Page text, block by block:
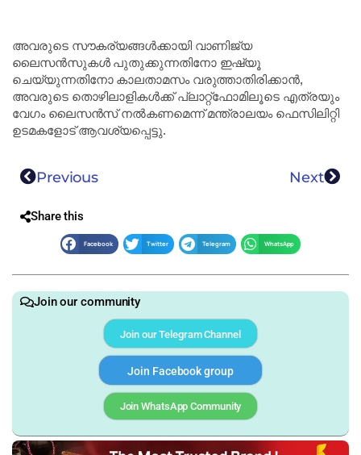
അവരുടെ സൗകര്യങ്ങൾക്കായി വാണിജ്യ
ലൈസൻസുകൾ പുതുക്കുന്നതിനോ ഇഷ്യൂ
ചെയ്യുന്നതിനോ കാലതാമസം വരുത്താതിരിക്കാൻ,
അവരുടെ തൊഴിലാളികൾക്ക് പ്ലാറ്റ്‌ഫോമിലൂടെ എത്രയും
വേഗം ലൈസൻസ് നൽകണമെന്ന് മന്ത്രാലയം ഫെസിലിറ്റി
ഉടമകളോട് ആവശ്യപ്പെട്ടു.
Previous Next
Share this
Facebook Twitter Telegram WhatsApp
Join our community
Join our Telegram Channel
Join Facebook group
Join WhatsApp Community